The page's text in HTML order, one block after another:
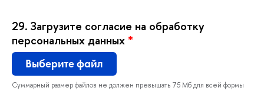
29. Загрузите согласие на обработку
персональных данных *
ыберите файл
Суммарный размер файлов не должен превышать 75 Мб для всей формы